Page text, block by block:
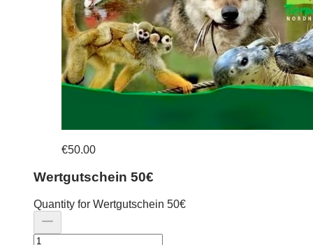
€50.00
Wertgutschein 50€
Quantity for Wertgutschein 50€